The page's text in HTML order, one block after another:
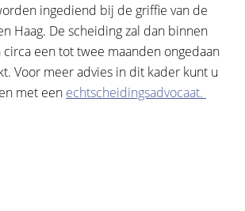
ingediend bij de griffie van de
Haag. De scheiding zal dan binnen
een tot twee maanden ongedaan
Voor meer advies in dit kader kunt u
met een echtscheidingsadvocaat.